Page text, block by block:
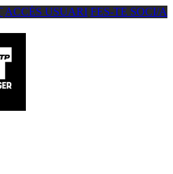
ACCÉS USUARI FES-TE SOCI/A